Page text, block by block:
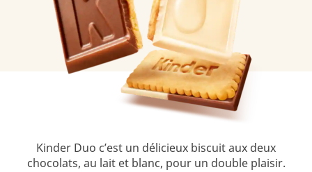
Kinder Duo c’est un délicieux biscuit aux deux
chocolats, au lait et blanc, pour un double plaisir.